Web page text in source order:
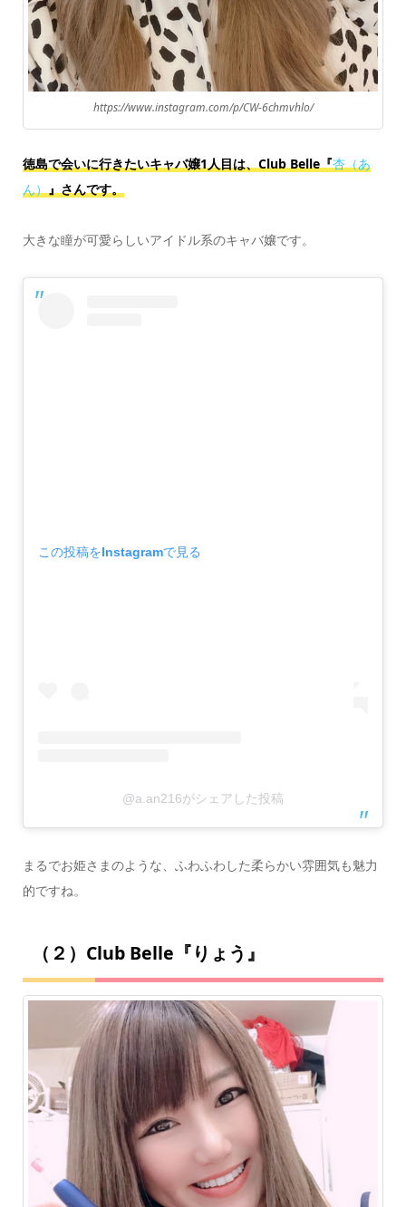
https://www.instagram.com/p/CW-6chmvhlo/
徳島で会いに行きたいキャバ嬢1人目は、Club Belle『杏（あ
ん）』さんです。
大きな瞳が可愛らしいアイドル系のキャバ嬢です。
この投稿をInstagramで見る
@a.an216がシェアした投稿
まるでお姫さまのような、ふわふわした柔らかい雰囲気も魅力
的ですね。
（２）Club Belle『りょう』